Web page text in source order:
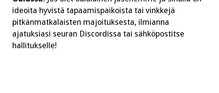
ideoita hyvistä tapaamispaikoista tai vinkkejä
pitkänmatkalaisten majoituksesta, ilmianna
ajatuksiasi seuran Discordissa tai sähköpostitse
hallitukselle!